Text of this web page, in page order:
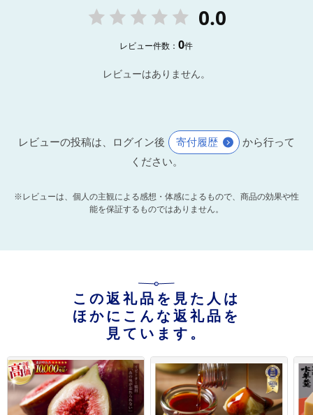
0.0
レビュー件数：0件
レビューはありません。
レビューの投稿は、ログイン後 寄付履歴
から行って
ください。
※レビューは、個人の主観による感想・体感によるもので、商品の効果や性
能を保証するものではありません。
この返礼品を見た人は
ほかにこんな返礼品を
見ています。